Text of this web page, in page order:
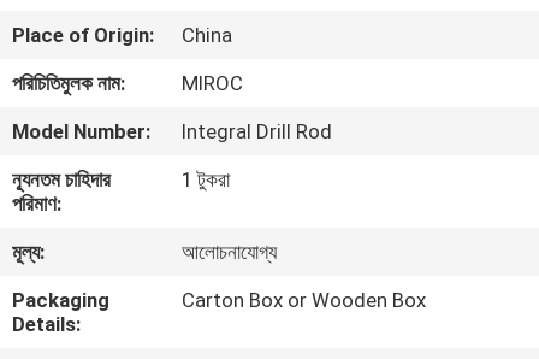
আমাদের
সম্পর্কে
ভ্রমণ
মান
নিয়ন্ত্রণ
Place of Origin:
China
পরিচিতিমুলক নাম:
MIROC
Model Number:
Integral Drill Rod
ন্যূনতম চাহিদার
পরিমাণ:
1 টুকরা
মূল্য:
আলোচনাযোগ্য
Packaging
Details:
Carton Box or Wooden Box